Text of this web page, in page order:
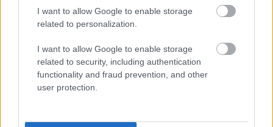
I want to allow Google to enable storage
related to personalization.
I want to allow Google to enable storage
related to security, including authentication
functionality and fraud prevention, and other
user protection.
Megosztás